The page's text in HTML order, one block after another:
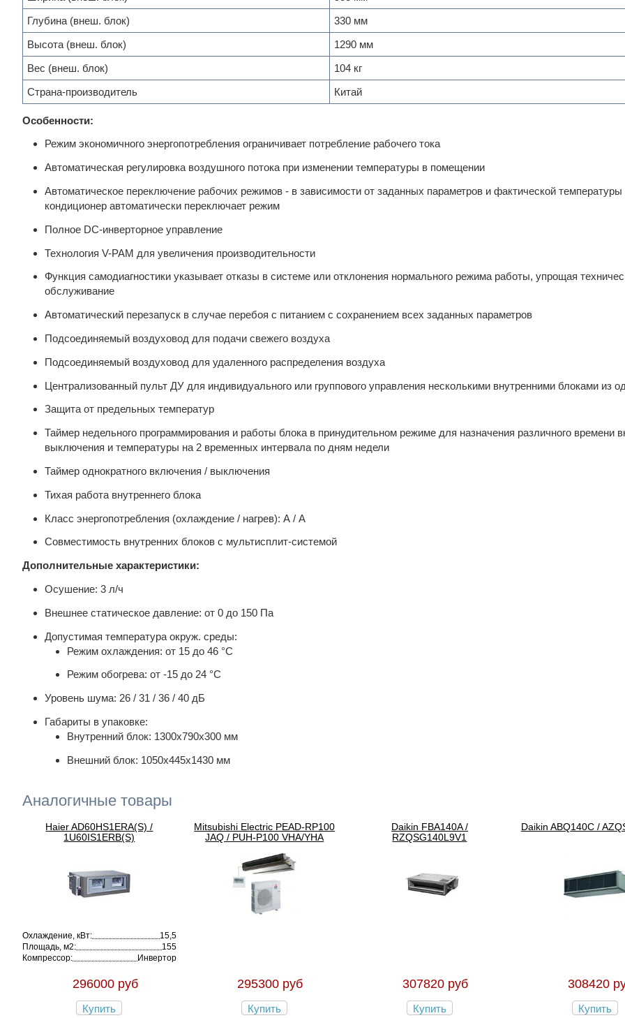
Глубина (внеш. блок)
330 мм
Высота (внеш. блок)
1290 мм
Вес (внеш. блок)
104 кг
Страна-производитель
Китай
Особенности:
Режим экономичного энергопотребления ограничивает потребление рабочего тока
Автоматическая регулировка воздушного потока при изменении температуры в помещении
Автоматическое переключение рабочих режимов - в зависимости от заданных параметров и фактической температуры
кондиционер автоматически переключает режим
Полное DC-инверторное управление
Технология V-PAM для увеличения производительности
Функция самодиагностики указывает отказы в системе или отклонения нормального режима работы, упрощая
обслуживание
Автоматический перезапуск в случае перебоя с питанием с сохранением всех заданных параметров
Подсоединяемый воздуховод для подачи свежего воздуха
Подсоединяемый воздуховод для удаленного распределения воздуха
Централизованный пульт ДУ для индивидуального или группового управления несколькими внутренними блоками из
Защита от предельных температур
Таймер недельного программирования и работы блока в принудительном режиме для назначения различного времени
выключения и температуры на 2 временных интервала по дням недели
Таймер однократного включения / выключения
Тихая работа внутреннего блока
Класс энергопотребления (охлаждение / нагрев): А / А
Совместимость внутренних блоков с мультисплит-системой
Дополнительные характеристики:
Осушение: 3 л/ч
Внешнее статическое давление: от 0 до 150 Па
Допустимая температура окруж. среды:
Режим охлаждения: от 15 до 46 °С
Режим обогрева: от -15 до 24 °С
Уровень шума: 26 / 31 / 36 / 40 дБ
Габариты в упаковке:
Внутренний блок: 1300х790х300 мм
Внешний блок: 1050х445х1430 мм
Аналогичные товары
Haier AD60HS1ERA(S) /
1U60IS1ERB(S)
Охлаждение, кВт:
15,5
Площадь, м2:
155
Компрессор:
Инвертор
296000 руб
Купить
Mitsubishi Electric PEAD-RP100
JAQ / PUH-P100 VHA/YHA
295300 руб
Купить
Daikin FBA140A /
RZQSG140L9V1
307820 руб
Купить
Daikin ABQ140C /
308420
Купить